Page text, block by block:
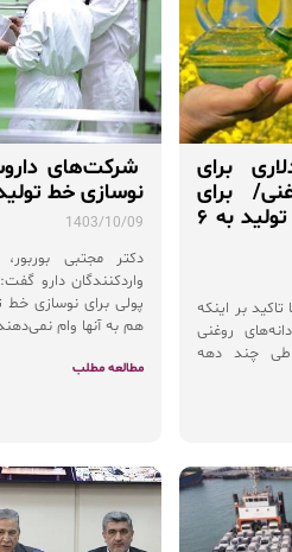
دلاری برای
برای
خودکفایی باید میزان تولید به ۶
تاکید بر اینکه
دانه‌های روغنی
طی چند دهه
شرکت‌های
نوسازی خط
1403/10/09
دکتر مجتبی
واردکنندگان دارو
پولی برای نوسازی خط
هم به آنها وام
مطالعه مطلب